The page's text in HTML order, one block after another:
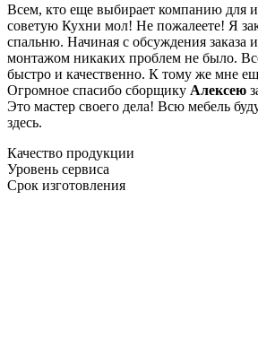
Всем, кто еще выбирает компанию для
советую Кухни мол! Не пожалеете! Я
спальню. Начиная с обсуждения заказа
монтажом никаких проблем не было.
быстро и качественно. К тому же мне
Огромное спасибо сборщику Алексею
Это мастер своего дела! Всю мебель
здесь.
Качество продукции
Уровень сервиса
Срок изготовления